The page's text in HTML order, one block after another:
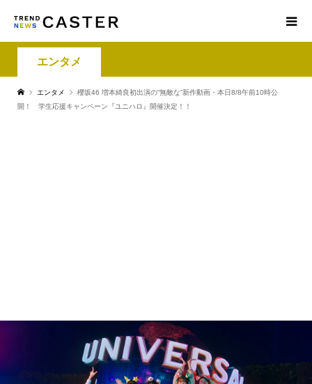
エンタメ
エンタメ
櫻坂46 増本綺良初出演の“無敵な”新作動画・本日8/8午前10時公
開！ 学生応援キャンペーン『ユニハロ』開催決定！！